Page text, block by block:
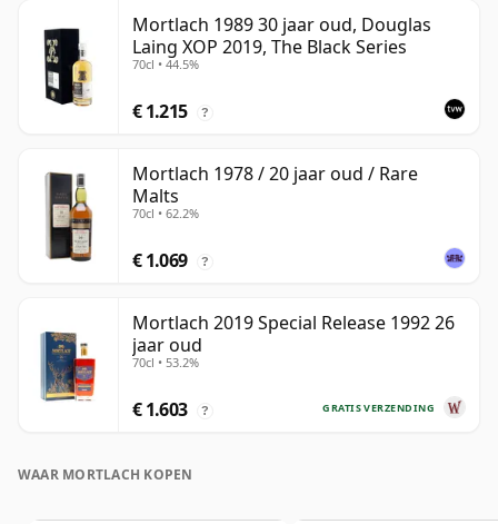
Mortlach 1989 30 jaar oud, Douglas
Laing XOP 2019, The Black Series
70cl • 44.5%
€ 1.215 ?
Mortlach 1978 / 20 jaar oud / Rare
Malts
70cl • 62.2%
€ 1.069 ?
Mortlach 2019 Special Release 1992 26
jaar oud
70cl • 53.2%
GRATIS VERZENDING
€ 1.603 ?
WAAR MORTLACH KOPEN